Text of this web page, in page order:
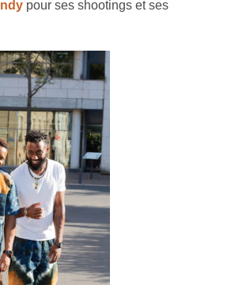
pour ses shootings et ses